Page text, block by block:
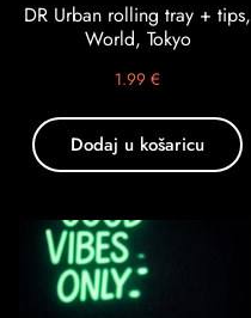
DR Urban rolling tray + tips,
World, Tokyo
1.99 €
Dodaj u košaricu